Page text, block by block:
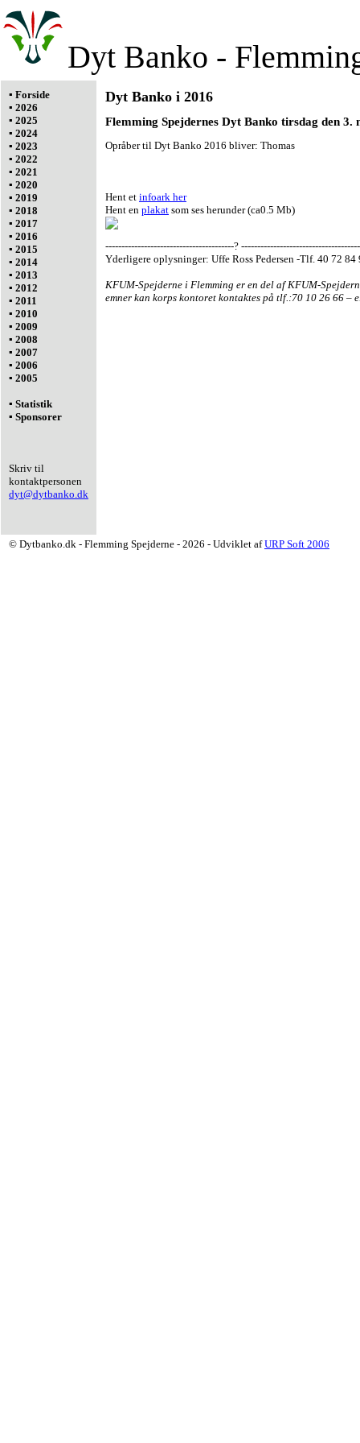
Dyt Banko -
▪ Forside
▪ 2026
▪ 2025
▪ 2024
▪ 2023
▪ 2022
▪ 2021
▪ 2020
▪ 2019
▪ 2018
▪ 2017
▪ 2016
▪ 2015
▪ 2014
▪ 2013
▪ 2012
▪ 2011
▪ 2010
▪ 2009
▪ 2008
▪ 2007
▪ 2006
▪ 2005
▪ Statistik
▪ Sponsorer
Skriv til
kontaktpersonen
dyt@dytbanko.dk
Dyt Banko i 2016
Flemming Spejdernes Dyt Banko tirsdag den
Opråber til Dyt Banko 2016 bliver: Thomas
Hent et infoark her
Hent en plakat som ses herunder (ca0.5 Mb)
----------------------------------------?
Yderligere oplysninger: Uffe Ross Pedersen -Tlf. 40 72
KFUM-Spejderne i Flemming er en del af KFUM-
emner kan korps kontoret kontaktes på tlf.:70 10 26 66 –
© Dytbanko.dk - Flemming Spejderne - 2026 - Udviklet afURP Soft 2006